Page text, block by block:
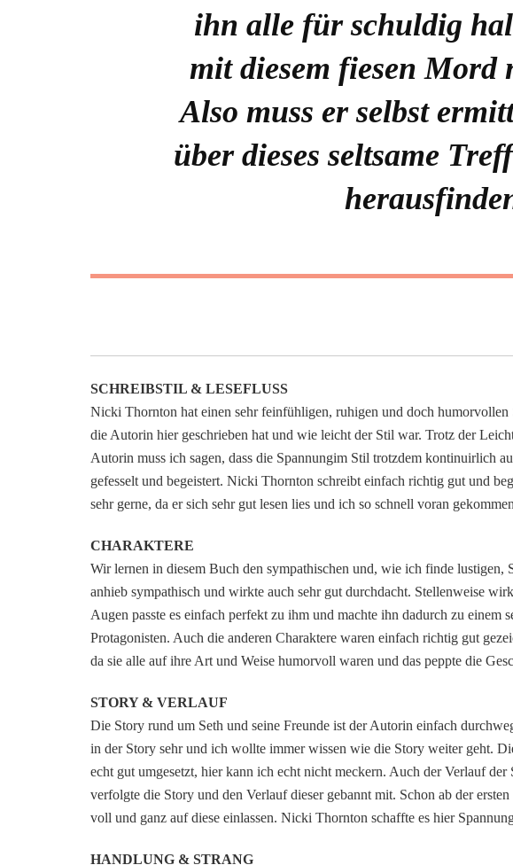
ihn alle für schuldig
mit diesem fiesen Mord
Also muss er selbst
über dieses seltsame
SCHREIBSTIL & LESEFLUSS
Nicki Thornton hat einen sehr feinfühligen, ruhigen und doch
die Autorin hier geschrieben hat und wie leicht der Stil war. Trotz der
Autorin muss ich sagen, dass die Spannungim Stil trotzdem kontinuirlich
gefesselt und begeistert. Nicki Thornton schreibt einfach richtig gut und
sehr gerne, da er sich sehr gut lesen lies und ich so schnell voran
CHARAKTERE
Wir lernen in diesem Buch den sympathischen und, wie ich finde lustigen,
anhieb sympathisch und wirkte auch sehr gut durchdacht. Stellenweise
Augen passte es einfach perfekt zu ihm und machte ihn dadurch zu einem
Protagonisten. Auch die anderen Charaktere waren einfach richtig gut
da sie alle auf ihre Art und Weise humorvoll waren und das peppte die
STORY & VERLAUF
Die Story rund um Seth und seine Freunde ist der Autorin einfach
in der Story sehr und ich wollte immer wissen wie die Story weiter geht.
echt gut umgesetzt, hier kann ich echt nicht meckern. Auch der Verlauf
verfolgte die Story und den Verlauf dieser gebannt mit. Schon ab der
voll und ganz auf diese einlassen. Nicki Thornton schaffte es hier
HANDLUNG & STRANG